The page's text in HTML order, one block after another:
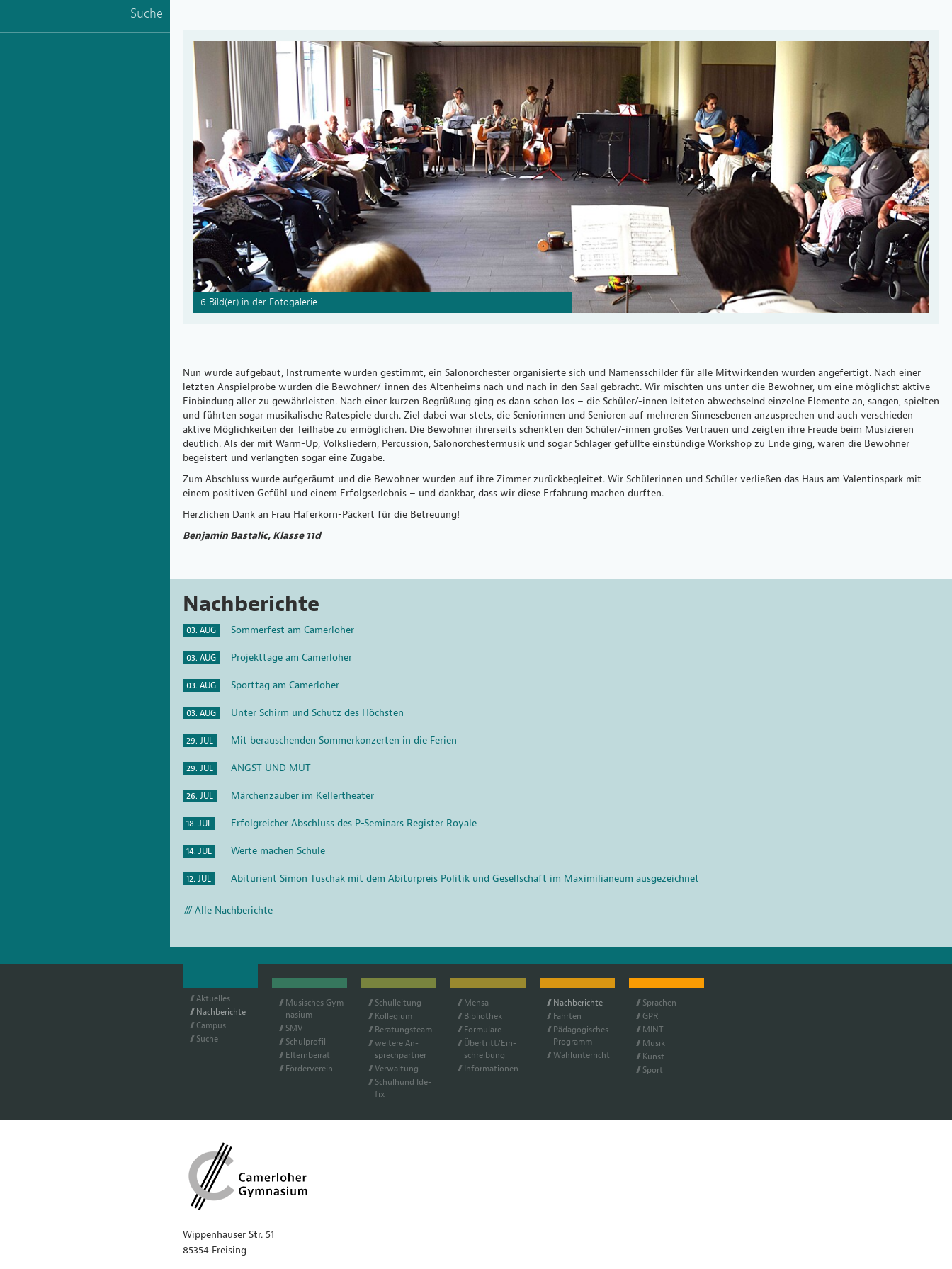
Suche
6 Bild(er) in der Fotogalerie
Nun wurde aufgebaut, Instrumente wurden gestimmt, ein Salonorchester organisierte sich und Namensschilder für alle Mitwirkenden wurden angefertigt. Nach einer
letzten Anspielprobe wurden die Bewohner/-innen des Altenheims nach und nach in den Saal gebracht. Wir mischten uns unter die Bewohner, um eine möglichst aktive
Einbindung aller zu gewährleisten. Nach einer kurzen Begrüßung ging es dann schon los – die Schüler/-innen leiteten abwechselnd einzelne Elemente an, sangen, spielten
und führten sogar musikalische Ratespiele durch. Ziel dabei war stets, die Seniorinnen und Senioren auf mehreren Sinnesebenen anzusprechen und auch verschieden
aktive Möglichkeiten der Teilhabe zu ermöglichen. Die Bewohner ihrerseits schenkten den Schüler/-innen großes Vertrauen und zeigten ihre Freude beim Musizieren
deutlich. Als der mit Warm-Up, Volksliedern, Percussion, Salonorchestermusik und sogar Schlager gefüllte einstündige Workshop zu Ende ging, waren die Bewohner
begeistert und verlangten sogar eine Zugabe.
Zum Abschluss wurde aufgeräumt und die Bewohner wurden auf ihre Zimmer zurückbegleitet. Wir Schülerinnen und Schüler verließen das Haus am Valentinspark mit
einem positiven Gefühl und einem Erfolgserlebnis – und dankbar, dass wir diese Erfahrung machen durften.
Herzlichen Dank an Frau Haferkorn-Päckert für die Betreuung!
Benjamin Bastalic, Klasse 11d
Nachberichte
03. AUG Sommerfest am Camerloher
03. AUG Projekttage am Camerloher
03. AUG Sporttag am Camerloher
03. AUG Unter Schirm und Schutz des Höchsten
29. JUL Mit berauschenden Sommerkonzerten in die Ferien
29. JUL ANGST UND MUT
26. JUL Märchenzauber im Kellertheater
18. JUL Erfolgreicher Abschluss des P-Seminars Register Royale
14. JUL Werte machen Schule
12. JUL Abiturient Simon Tuschak mit dem Abiturpreis Politik und Gesellschaft im Maximilianeum ausgezeichnet
Alle Nachberichte
Ak­tu­el­les
Nach­be­rich­te
Cam­pus
Su­che
Mu­si­sches Gym­
na­si­um
SMV
Schul­pro­fil
El­tern­bei­rat
För­der­ver­ein
Schul­lei­tung
Kol­le­gi­um
Be­ra­tungs­team
wei­te­re An­
sprech­part­ner
Ver­wal­tung
Schul­hund Ide­
fix
Men­sa
Bi­blio­thek
For­mu­la­re
Über­tritt/Ein­
schrei­bung
In­for­ma­tio­nen
Nach­be­rich­te
Fahr­ten
Päd­ago­gi­sches
Pro­gramm
Wahl­un­ter­richt
Spra­chen
GPR
MINT
Mu­sik
Kunst
Sport
Wippenhauser Str. 51
85354 Freising